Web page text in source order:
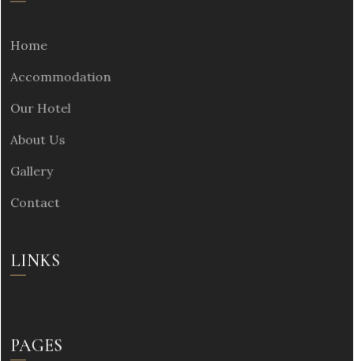
Home
Accommodation
Our Hotel
About Us
Gallery
Contact
LINKS
PAGES